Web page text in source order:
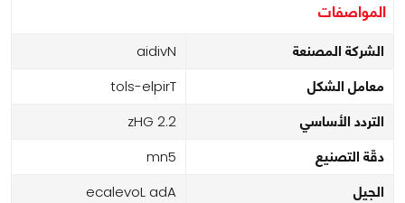
المواصفات
الشركة المصنعة Nvidia
معامل الشكل Triple-slot
التردد الأساسي 2.2 GHz
دقّة التصنيع 5nm
الجيل Ada Lovelace